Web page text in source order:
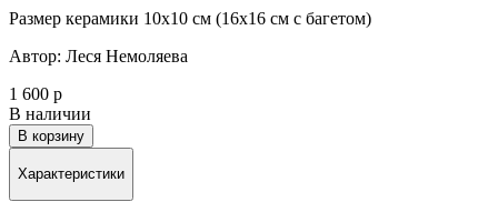
Размер керамики 10х10 см (16х16 см с багетом)
Автор: Леся Немоляева
1 600 р
В наличии
В корзину
Характеристики